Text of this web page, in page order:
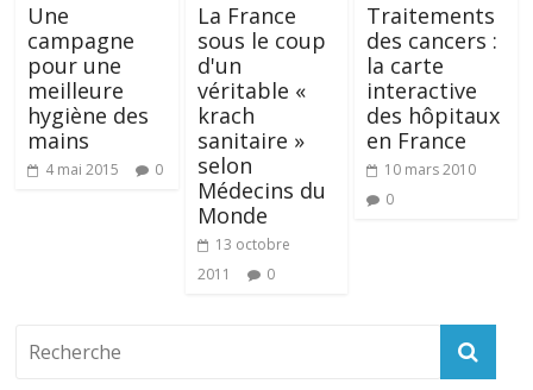
Une
campagne
pour une
meilleure
hygiène des
mains
4 mai 2015 0
La France
sous le coup
d'un
véritable «
krach
sanitaire »
selon
Médecins du
Monde
13 octobre
2011
0
Traitements
des cancers :
la carte
interactive
des hôpitaux
en France
10 mars 2010
0